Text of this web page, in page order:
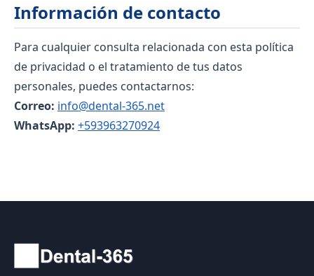
Información de contacto
Para cualquier consulta relacionada con esta política
de privacidad o el tratamiento de tus datos
personales, puedes contactarnos:
Correo: info@dental-365.net
WhatsApp: +593963270924